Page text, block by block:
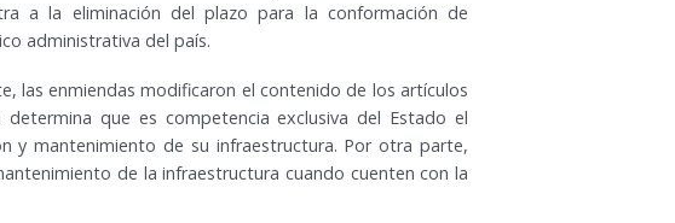
a la eliminación del plazo para la conformación de
administrativa del país.
las enmiendas modificaron el contenido de los artículos
que es competencia exclusiva del Estado el
y mantenimiento de su infraestructura. Por otra parte,
de la infraestructura cuando cuenten con la